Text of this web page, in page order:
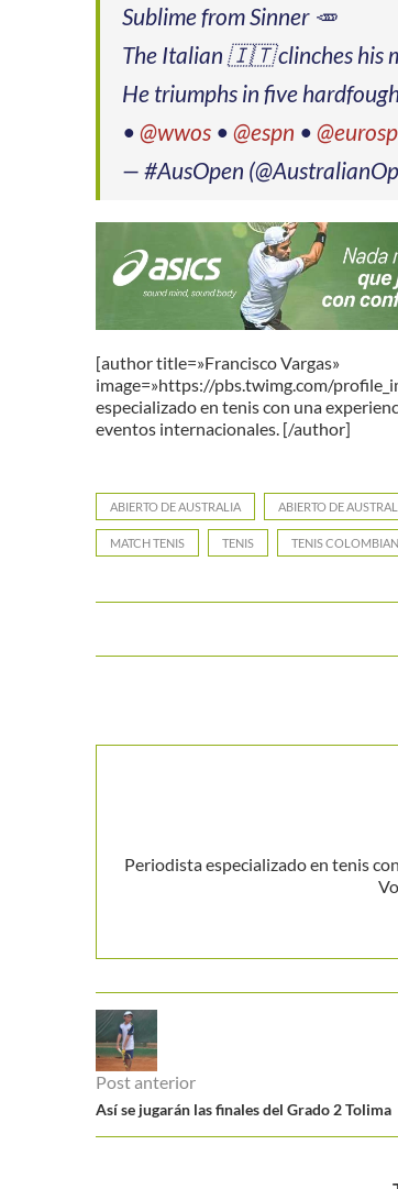
Sublime from Sinner 🥕
The Italian 🇮🇹 clinches his
He triumphs in five
• @wwos • @espn •
— #AusOpen
[author title=»Francisco Vargas»
image=»https://pbs.twimg.com/
especializado en tenis con una
eventos internacionales. [/author]
ABIERTO DE AUSTRALIA ABIERTO DE
MATCH TENIS TENIS TENIS
Periodista especializado en tenis
Post anterior
Así se jugarán las finales del Grado 2 Tolima